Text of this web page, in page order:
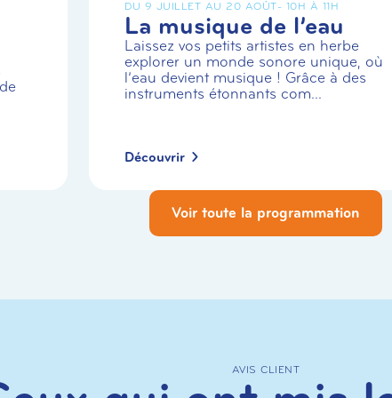
DU 9 JUILLET AU 20 AOÛT- 10H À 11H
La musique de l’eau
Laissez vos petits artistes en herbe
explorer un monde sonore unique, où
l’eau devient musique ! Grâce à des
instruments étonnants com...
Découvrir
Voir toute la programmation
AVIS CLIENT